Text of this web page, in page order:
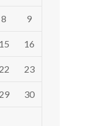
8 9
15 16
22 23
29 30